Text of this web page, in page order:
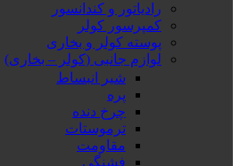
رادیاتور و کندانسور
کمپرسور کولر
پوسته کولر و بخاری
لوازم جانبی (کولر – بخاری)
شیر انبساط
پره
چرخ دنده
ترموستات
مقاومت
فشنگی